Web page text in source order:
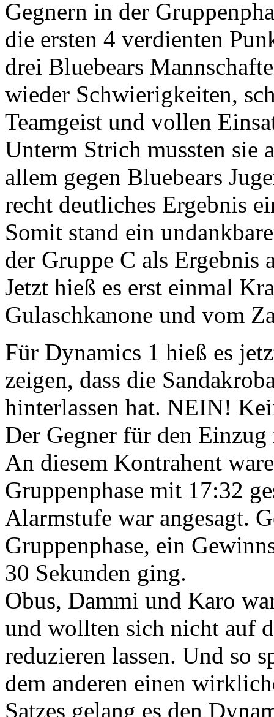
Gegnern in der
die ersten 4 verdienten
drei Bluebears
wieder Schwierigkeiten,
Teamgeist und vollen
Unterm Strich mussten sie
allem gegen Bluebears
recht deutliches Ergebnis
Somit stand ein
der Gruppe C als Ergebnis
Jetzt hieß es erst einmal
Gulaschkanone und vom
Für Dynamics 1 hieß es
zeigen, dass die
hinterlassen hat. NEIN!
Der Gegner für den
An diesem Kontrahent
Gruppenphase mit 17:32
Alarmstufe war angesagt.
Gruppenphase, ein
30 Sekunden ging.
Obus, Dammi und Karo
und wollten sich nicht auf
reduzieren lassen. Und so
dem anderen einen
Satzes gelang es den